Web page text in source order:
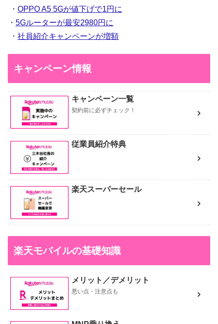
・ OPPO A5 5Gが値下げで1円に
・ 5Gルーターが最安2980円に
・ 社員紹介キャンペーンが増額
キャンペーン情報
キャンペーン一覧
契約前に必ずチェック！
従業員紹介特典
楽天スーパーセール
楽天モバイルの基礎知識
メリット／デメリット
悪い点・注意点も